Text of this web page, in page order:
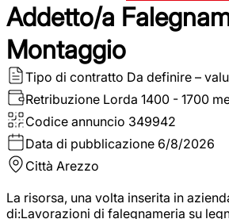
Addetto/a
Montaggio
Tipo di contratto Da definire –
Retribuzione Lorda 1400 - 1700
Codice annuncio 349942
Data di pubblicazione 6/8/2026
Città Arezzo
La risorsa, una volta inserita in
di:Lavorazioni di falegnameria su